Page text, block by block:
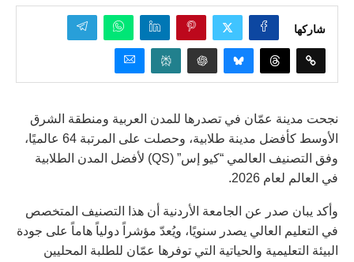
شاركها
نجحت مدينة عمّان في تصدرها للمدن العربية ومنطقة الشرق
الأوسط كأفضل مدينة طلابية، وحصلت على المرتبة 64 عالميًا،
وفق التصنيف العالمي “كيو إس” (QS) لأفضل المدن الطلابية
في العالم لعام 2026.
وأكد يبان صدر عن الجامعة الأردنية أن هذا التصنيف المتخصص
في التعليم العالي يصدر سنويًا، ويُعدّ مؤشراً دولياً هاماً على جودة
البيئة التعليمية والحياتية التي توفرها عمّان للطلبة المحليين